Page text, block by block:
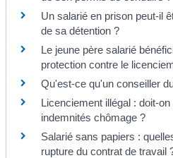
Un salarié en prison peut-il
de sa détention ?
Le jeune père salarié
protection contre le
Qu'est-ce qu'un conseiller
Licenciement illégal : doit-
indemnités chômage ?
Salarié sans papiers :
rupture du contrat de travail